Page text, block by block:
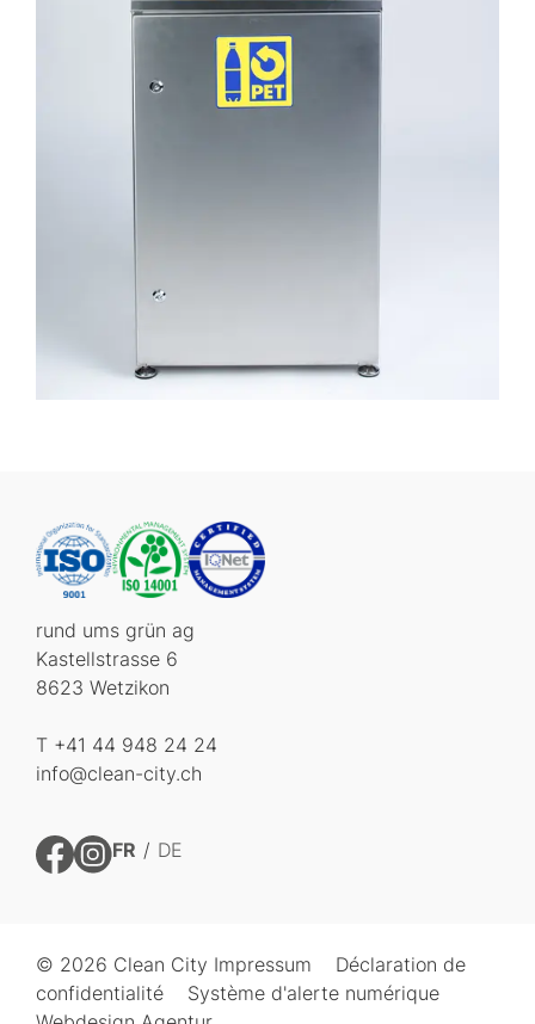
rund ums grün ag
Kastellstrasse 6
8623 Wetzikon
T +41 44 948 24 24
info@clean-city.ch
FR DE
© 2026 Clean City Impressum
Déclaration de
confidentialité
Système d'alerte numérique